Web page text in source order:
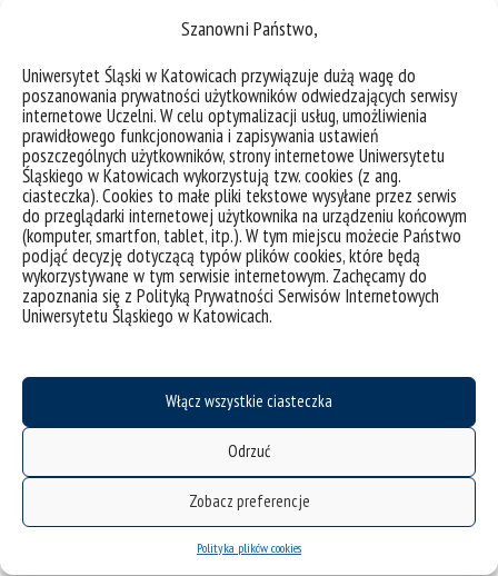
Szanowni Państwo,
Uniwersytet Śląski w Katowicach przywiązuje dużą wagę do
poszanowania prywatności użytkowników odwiedzających serwisy
internetowe Uczelni. W celu optymalizacji usług, umożliwienia
prawidłowego funkcjonowania i zapisywania ustawień
poszczególnych użytkowników, strony internetowe Uniwersytetu
Śląskiego w Katowicach wykorzystują tzw. cookies (z ang.
ciasteczka). Cookies to małe pliki tekstowe wysyłane przez serwis
do przeglądarki internetowej użytkownika na urządzeniu końcowym
(komputer, smartfon, tablet, itp.). W tym miejscu możecie Państwo
podjąć decyzję dotyczącą typów plików cookies, które będą
wykorzystywane w tym serwisie internetowym. Zachęcamy do
zapoznania się z Polityką Prywatności Serwisów Internetowych
Uniwersytetu Śląskiego w Katowicach.
Włącz wszystkie ciasteczka
Odrzuć
Zobacz preferencje
Polityka plików cookies
2015, nr 35, s. 27-40.
swoją zmienność? „Sprawy Narodowościowe.
Seria Nowa” 2015, z. 46, s. 107-122.
Miejsce folkloru w konstruowaniu
współczesnego świata. „Kultura Popularna”
2012, nr 3, s. 44-60.
Magia w potocznej narracji. Wydawnictwo
Uniwersytetu Śląskiego. Katowice 2009, ss. 314.
ISBN 978-83-226-1829-5 ; Magic in popular
narratives. Peter Lang GmbH. Berlin 2021, ss.
218 s. ISBN 978-3-631-84035-1 (tłumaczenie
Jan Pytalski).
Językowy obraz świata w etnokulturze Śląska
Przynależność do organizacji i towarzystw
naukowych:
CASA (Česká Asociace pro Sociální
Antropologii).